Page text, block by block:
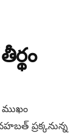
ముఖం
ప్రక్కనున్న